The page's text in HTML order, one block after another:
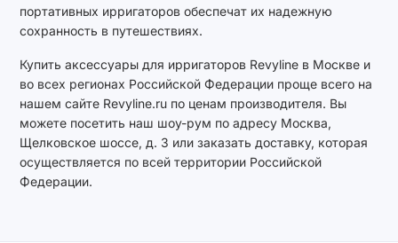
портативных ирригаторов обеспечат их надежную
сохранность в путешествиях.
Купить аксессуары для ирригаторов Revyline в Москве и
во всех регионах Российской Федерации проще всего на
нашем сайте Revyline.ru по ценам производителя. Вы
можете посетить наш шоу-рум по адресу Москва,
Щелковское шоссе, д. 3 или заказать доставку, которая
осуществляется по всей территории Российской
Федерации.